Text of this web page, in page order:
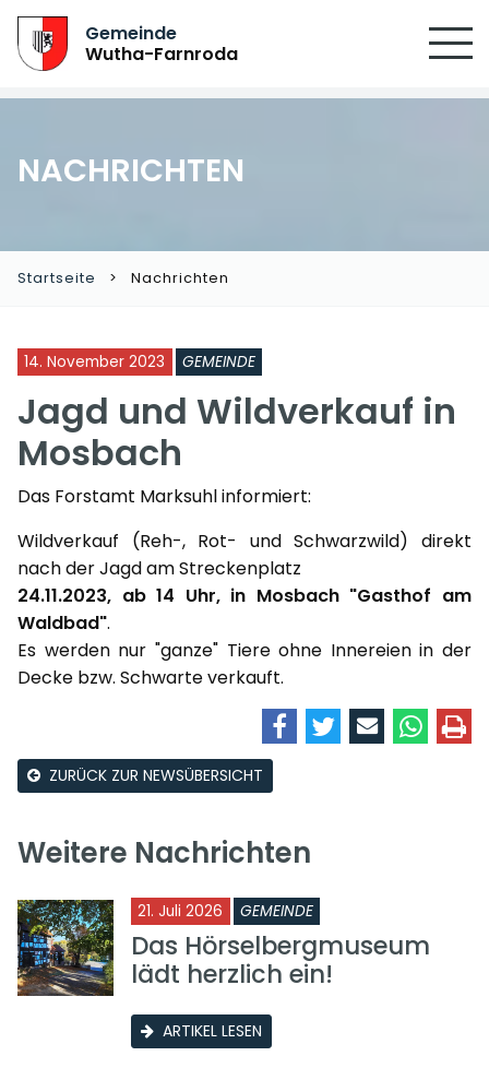
Gemeinde
Wutha-Farnroda
NACHRICHTEN
Startseite Nachrichten
14. November 2023 GEMEINDE
Jagd und Wildverkauf in
Mosbach
Das Forstamt Marksuhl informiert:
Wildverkauf (Reh-, Rot- und Schwarzwild) direkt
nach der Jagd am Streckenplatz
24.11.2023, ab 14 Uhr, in Mosbach "Gasthof am
Waldbad".
Es werden nur "ganze" Tiere ohne Innereien in der
Decke bzw. Schwarte verkauft.
ZURÜCK ZUR NEWSÜBERSICHT
Weitere Nachrichten
21. Juli 2026 GEMEINDE
Das Hörselbergmuseum
lädt herzlich ein!
ARTIKEL LESEN